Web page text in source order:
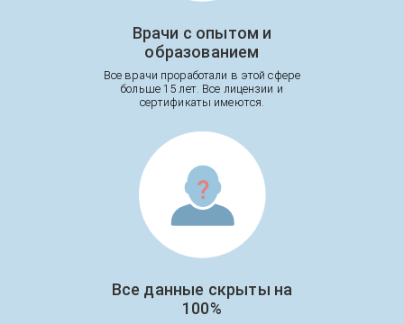
Врачи с опытом и
образованием
Все врачи проработали в этой сфере
больше 15 лет. Все лицензии и
сертификаты имеются.
Все данные скрыты на
100%